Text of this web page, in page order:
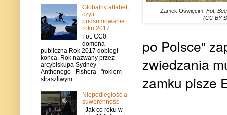
Zamek Oświęcim. Fot.
(CC BY-
po Polsce"
zwiedzania
zamku pisze
Globalny alfabet,
czyli
podsumowanie
roku 2017
Fot. CC0
domena
publiczna Rok 2017 dobiegł
końca. Rok nazwany przez
arcybiskupa Sydney
Anthonego Fishera "rokiem
straszliwym...
Niepodległość a
suwerenność
Jak co roku w